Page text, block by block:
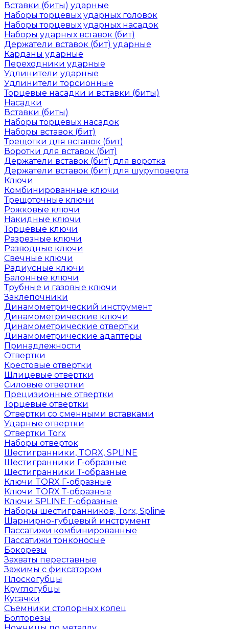
Вставки (биты) ударные
Наборы торцевых ударных головок
Наборы торцевых ударных насадок
Наборы ударных вставок (бит)
Держатели вставок (бит) ударные
Карданы ударные
Переходники ударные
Удлинители ударные
Удлинители торсионные
Торцевые насадки и вставки (биты)
Насадки
Вставки (биты)
Наборы торцевых насадок
Наборы вставок (бит)
Трещотки для вставок (бит)
Воротки для вставок (бит)
Держатели вставок (бит) для воротка
Держатели вставок (бит) для шуруповерта
Ключи
Комбинированные ключи
Трещоточные ключи
Рожковые ключи
Накидные ключи
Торцевые ключи
Разрезные ключи
Разводные ключи
Свечные ключи
Радиусные ключи
Балонные ключи
Трубные и газовые ключи
Заклепочники
Динамометрический инструмент
Динамометрические ключи
Динамометрические отвертки
Динамометрические адаптеры
Принадлежности
Отвертки
Крестовые отвертки
Шлицевые отвертки
Силовые отвертки
Прецизионные отвертки
Торцевые отвертки
Отвертки со сменными вставками
Ударные отвертки
Отвертки Torx
Наборы отверток
Шестигранники, TORX, SPLINE
Шестигранники Г-образные
Шестигранники Т-образные
Ключи TORX Г-образные
Ключи TORX Т-образные
Ключи SPLINE Г-образные
Наборы шестигранников, Torx, Spline
Шарнирно-губцевый инструмент
Пассатижи комбинированные
Пассатижи тонконосые
Бокорезы
Захваты переставные
Зажимы с фиксатором
Плоскогубцы
Круглогубцы
Кусачки
Съемники стопорных колец
Болторезы